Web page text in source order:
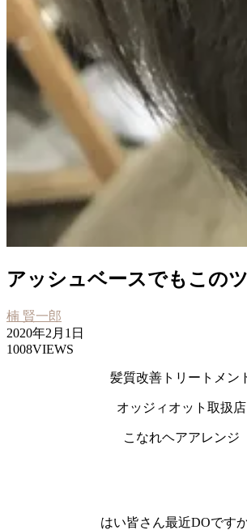
アッシュベースでもこの
楠 賢一郎
2020年2月1日
1008VIEWS
髪質改善トリートメン
オッジィオット取扱店
こなれヘアアレンジ
はい皆さん最近DOです